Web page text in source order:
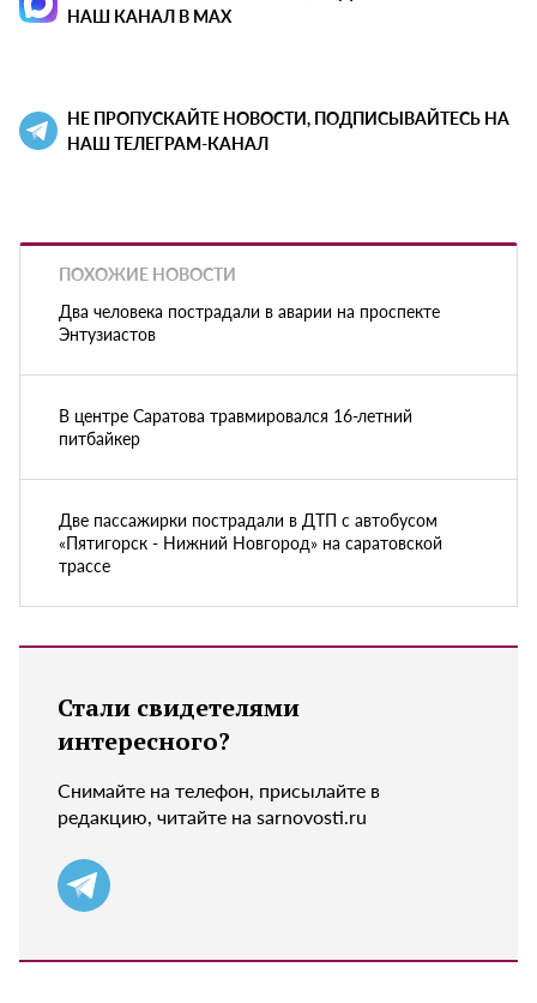
НАШ КАНАЛ В MAX
НЕ ПРОПУСКАЙТЕ НОВОСТИ, ПОДПИСЫВАЙТЕСЬ НА
НАШ ТЕЛЕГРАМ-КАНАЛ
ПОХОЖИЕ НОВОСТИ
Два человека пострадали в аварии на проспекте
Энтузиастов
В центре Саратова травмировался 16-летний
питбайкер
Две пассажирки пострадали в ДТП с автобусом
«Пятигорск - Нижний Новгород» на саратовской
трассе
Стали свидетелями
интересного?
Снимайте на телефон, присылайте в
редакцию, читайте на sarnovosti.ru